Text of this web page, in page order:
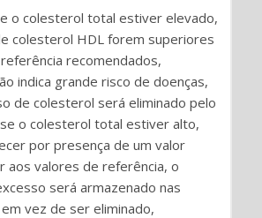
o colesterol total estiver elevado,
colesterol HDL forem superiores
recomendados,
indica grande risco de doenças,
de colesterol será eliminado pelo
o colesterol total estiver alto,
por presença de um valor
aos valores de referência, o
será armazenado nas
vez de ser eliminado,